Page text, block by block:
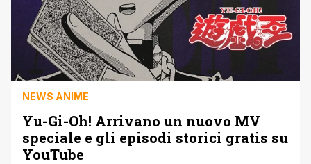
NEWS ANIME
Yu-Gi-Oh! Arrivano un nuovo MV
speciale e gli episodi storici gratis su
YouTube